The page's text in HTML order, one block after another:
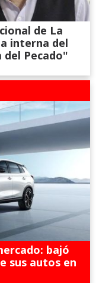
de La
interna del
del Pecado"
bajó
sus autos en